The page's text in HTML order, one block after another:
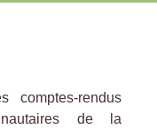
comptes-rendus
de la